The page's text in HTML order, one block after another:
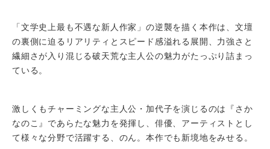
「文学史上最も不遇な新人作家」の逆襲を描く本作は、文壇
の裏側に迫るリアリティとスピード感溢れる展開、力強さと
繊細さが入り混じる破天荒な主人公の魅力がたっぷり詰まっ
ている。
激しくもチャーミングな主人公・加代子を演じるのは『さか
なのこ』であらたな魅力を発揮し、俳優、アーティストとし
て様々な分野で活躍する、のん。本作でも新境地をみせる。